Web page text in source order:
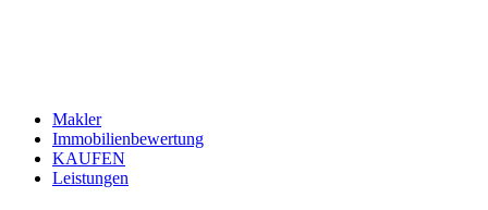
Makler
Immobilienbewertung
KAUFEN
Leistungen